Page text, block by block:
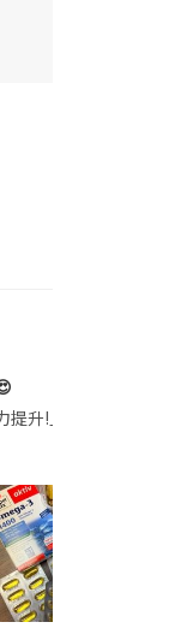
帶的行動電源
提升!｣ 長時間對住電